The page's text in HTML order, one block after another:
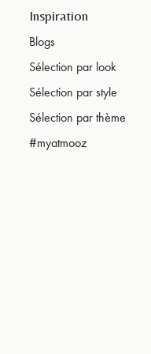
et laissez-vous inspirer !
Inspiration
Blogs
Sélection par look
Sélection par style
Sélection par thème
#myatmooz